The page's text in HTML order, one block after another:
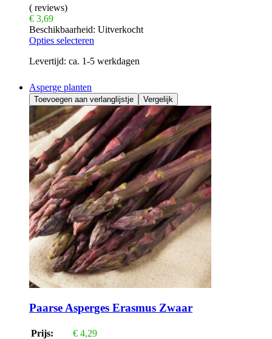
( reviews)
€ 3,69
Beschikbaarheid: Uitverkocht
Opties selecteren
Levertijd: ca. 1-5 werkdagen
Asperge planten
Toevoegen aan verlanglijstje Vergelijk
Paarse Asperges Erasmus Zwaar
Prijs: € 4,29